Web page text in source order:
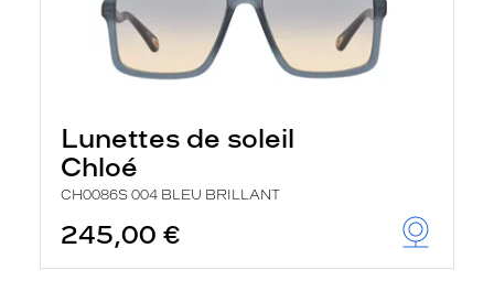
Lunettes de soleil
Chloé
CH0086S 004 BLEU BRILLANT
245,00 €